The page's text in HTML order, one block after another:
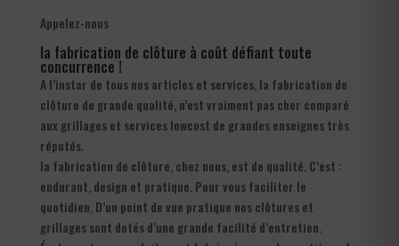
Appelez-nous
la fabrication de clôture à coût défiant toute
concurrence !
A l’instar de tous nos articles et services, la fabrication de
clôture de grande qualité, n’est vraiment pas cher comparé
aux grillages et services lowcost de grandes enseignes très
réputés.
la fabrication de clôture, chez nous, est de qualité. C’est :
endurant, design et pratique. Pour vous faciliter le
quotidien, D’un point de vue pratique nos clôtures et
grillages sont dotés d’une grande facilité d’entretien.